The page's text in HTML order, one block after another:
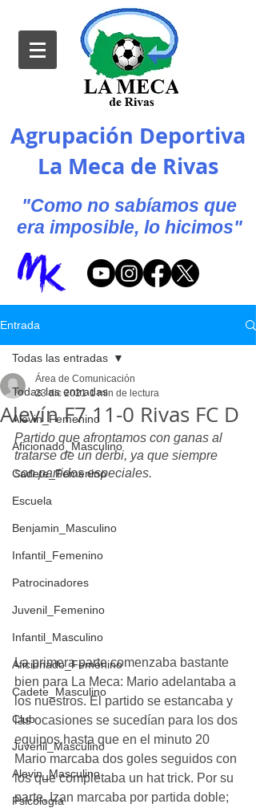
Agrupación Deportiva
La Meca de Rivas
"Como no sabíamos que
era imposible, lo hicimos"
Entrada
Todas las entradas
Alevin_Femenino
Aficionado_Masculino
Cadete_Femenino
Escuela
Benjamin_Masculino
Infantil_Femenino
Patrocinadores
Juvenil_Femenino
Infantil_Masculino
Aficionado_Femenino
Cadete_Masculino
Club
Juvenil_Masculino
Alevin_Masculino
Psicología
Todas las entradas
Alevín F7 11-0 Rivas FC D
Área de Comunicación
23 dic 2021 1 min de lectura
Partido que afrontamos con ganas al
tratarse de un derbi, ya que siempre
son partidos especiales.
La primera parte comenzaba bastante
bien para La Meca: Mario adelantaba a
los nuestros. El partido se estancaba y
las ocasiones se sucedían para los dos
equipos hasta que en el minuto 20
Mario marcaba dos goles seguidos con
los que completaba un hat trick. Por su
parte, Izan marcaba por partida doble;